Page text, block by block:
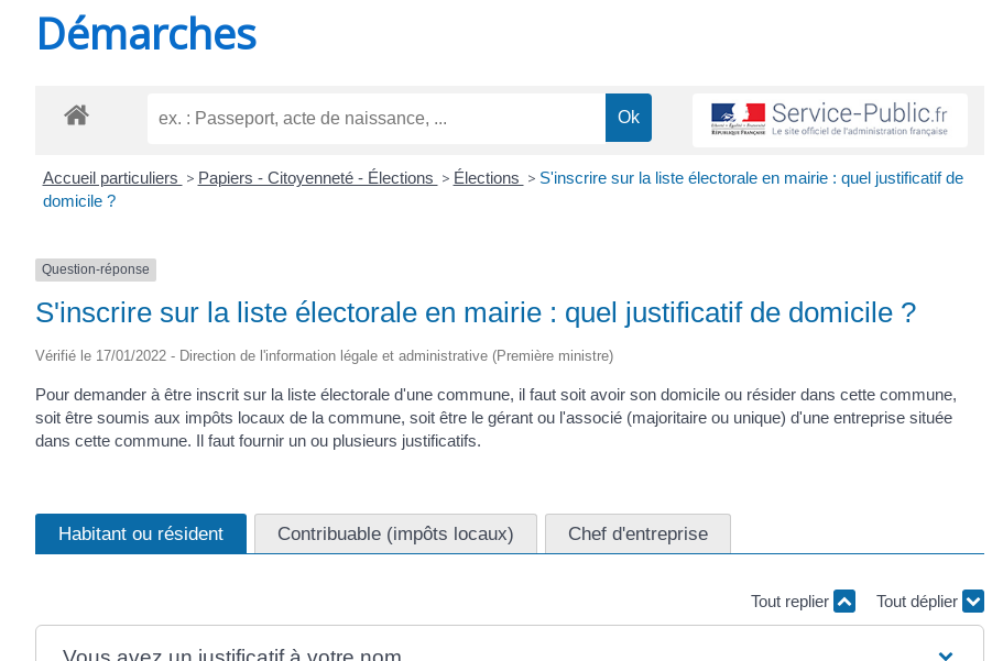
Démarches
Accueil particuliers > Papiers - Citoyenneté - Élections > Élections > S'inscrire sur la liste électorale en mairie : quel justificatif de
domicile ?
Question-réponse
S'inscrire sur la liste électorale en mairie : quel justificatif de domicile ?
Vérifié le 17/01/2022 - Direction de l'information légale et administrative (Première ministre)
Pour demander à être inscrit sur la liste électorale d'une commune, il faut soit avoir son domicile ou résider dans cette commune,
soit être soumis aux impôts locaux de la commune, soit être le gérant ou l'associé (majoritaire ou unique) d'une entreprise située
dans cette commune. Il faut fournir un ou plusieurs justificatifs.
Habitant ou résident Contribuable (impôts locaux) Chef d'entreprise
Tout replier Tout déplier